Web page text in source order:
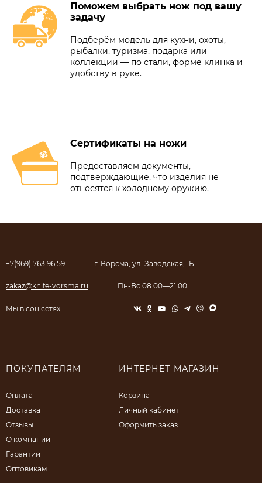
Поможем выбрать нож под вашу
задачу
Подберём модель для кухни, охоты,
рыбалки, туризма, подарка или
коллекции — по стали, форме клинка и
удобству в руке.
Сертификаты на ножи
Предоставляем документы,
подтверждающие, что изделия не
относятся к холодному оружию.
+7(969) 763 96 59 г. Ворсма, ул. Заводская, 1Б
zakaz@knife-vorsma.ru Пн-Вс 08:00—21:00
Мы в соц.сетях
ПОКУПАТЕЛЯМ
Оплата
Доставка
Отзывы
О компании
Гарантии
Оптовикам
ИНТЕРНЕТ-МАГАЗИН
Корзина
Личный кабинет
Оформить заказ